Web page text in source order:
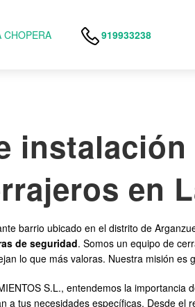
CHOPERA 919933238
en
barrio ubicado en el distrito de
de seguridad. Somos un equipo de
lo que más valoras. Nuestra misión
S.L., entendemos la
a tus necesidades específicas. Desde